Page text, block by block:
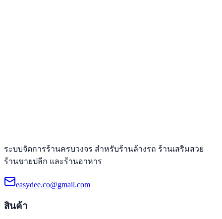
ระบบจัดการร้านครบวงจร สำหรับร้านล้างรถ ร้านเสริมสวย
ร้านขายปลีก และร้านอาหาร
easydee.co@gmail.com
สินค้า